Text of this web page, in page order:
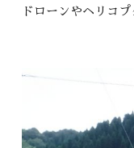
ドローンやヘリコ